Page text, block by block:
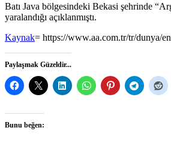
Batı Java bölgesindeki Bekasi şehrinde
yaralandığı açıklanmıştı.
Kaynak= https://www.aa.com.tr/tr/dunya/
Paylaşmak Güzeldir...
Bunu beğen: